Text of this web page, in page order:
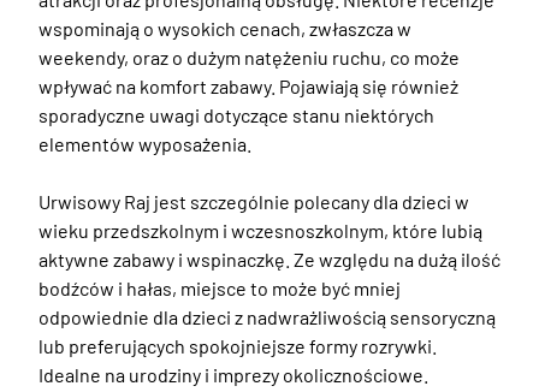
wspominają o wysokich cenach, zwłaszcza w
weekendy, oraz o dużym natężeniu ruchu, co może
wpływać na komfort zabawy. Pojawiają się również
sporadyczne uwagi dotyczące stanu niektórych
elementów wyposażenia.
Urwisowy Raj jest szczególnie polecany dla dzieci w
wieku przedszkolnym i wczesnoszkolnym, które lubią
aktywne zabawy i wspinaczkę. Ze względu na dużą ilość
bodźców i hałas, miejsce to może być mniej
odpowiednie dla dzieci z nadwrażliwością sensoryczną
lub preferujących spokojniejsze formy rozrywki.
Idealne na urodziny i imprezy okolicznościowe.